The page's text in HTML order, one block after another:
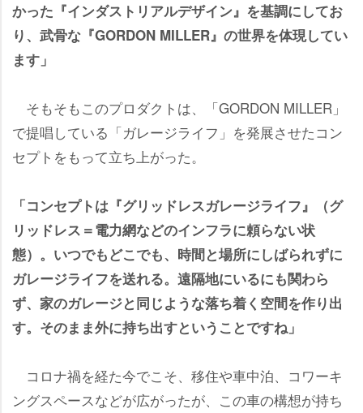
かった『インダストリアルデザイン』を基調にしてお
り、武骨な『GORDON MILLER』の世界を体現してい
ます」
そもそもこのプロダクトは、「GORDON MILLER」
で提唱している「ガレージライフ」を発展させたコン
セプトをもって立ち上がった。
「コンセプトは『グリッドレスガレージライフ』（グ
リッドレス＝電力網などのインフラに頼らない状
態）。いつでもどこでも、時間と場所にしばられずに
ガレージライフを送れる。遠隔地にいるにも関わら
ず、家のガレージと同じような落ち着く空間を作り出
す。そのまま外に持ち出すということですね」
コロナ禍を経た今でこそ、移住や車中泊、コワーキ
ングスペースなどが広がったが、この車の構想が持ち